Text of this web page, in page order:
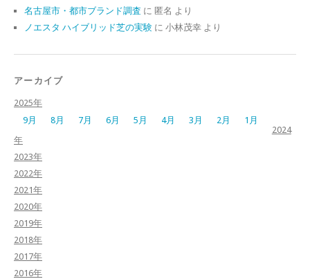
名古屋市・都市ブランド調査 に 匿名 より
ノエスタ ハイブリッド芝の実験 に 小林茂幸 より
アーカイブ
2025年
9月
8月 7月 6月 5月 4月 3月 2月
1月
2024
年
2023年
2022年
2021年
2020年
2019年
2018年
2017年
2016年